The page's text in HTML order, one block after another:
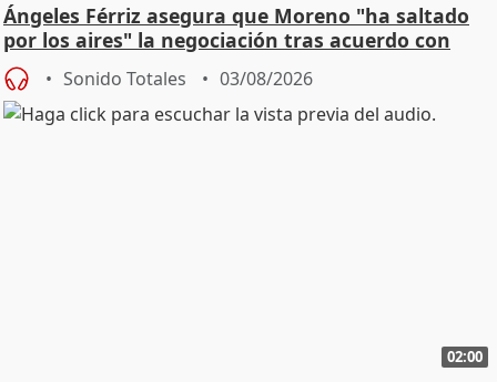
Ángeles Férriz asegura que Moreno "ha saltado
por los aires" la negociación tras acuerdo con
SMA
Sonido Totales 03/08/2026
02:00